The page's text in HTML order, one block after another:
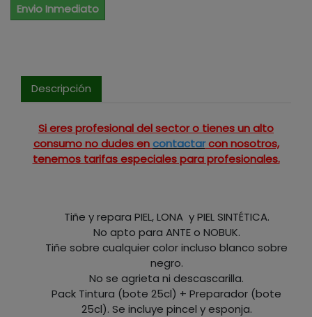
Envio Inmediato
Descripción
Si eres profesional del sector o tienes un alto
consumo no dudes encontactarcon nosotros,
tenemos tarifas especiales para profesionales.
Tiñe y repara PIEL, LONA y PIEL SINTÉTICA.
No apto para ANTE o NOBUK.
Tiñe sobre cualquier color incluso blanco sobre
negro.
No se agrieta ni descascarilla.
Pack Tintura (bote 25cl) + Preparador (bote
25cl). Se incluye pincel y esponja.